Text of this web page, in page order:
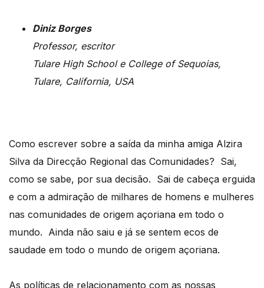
Diniz Borges
Professor, escritor
Tulare High School e College of Sequoias,
Tulare, California, USA
Como escrever sobre a saída da minha amiga Alzira
Silva da Direcção Regional das Comunidades? Sai,
como se sabe, por sua decisão. Sai de cabeça erguida
e com a admiração de milhares de homens e mulheres
nas comunidades de origem açoriana em todo o
mundo. Ainda não saiu e já se sentem ecos de
saudade em todo o mundo de origem açoriana.
As políticas de relacionamento com as nossas